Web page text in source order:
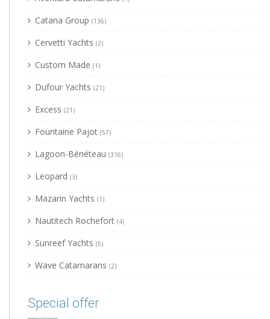
Catana Group (136)
Cervetti Yachts (2)
Custom Made (1)
Dufour Yachts (21)
Excess (21)
Fountaine Pajot (57)
Lagoon-Bénéteau (316)
Leopard (3)
Mazarin Yachts (1)
Nautitech Rochefort (4)
Sunreef Yachts (5)
Wave Catamarans (2)
Special offer